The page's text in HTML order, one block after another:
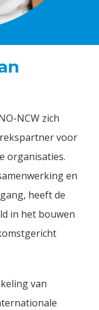
NCW zich
voor
organisaties.
en
heeft de
in het bouwen
van